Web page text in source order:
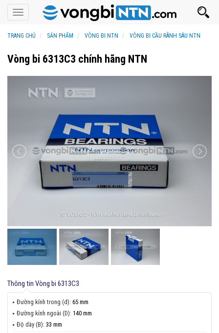
Toggle
navigation
TRANG CHỦ SẢN PHẨM VÒNG BI NTN VÒNG BI CẦU RÃNH SÂU NTN
Vòng bi 6313C3 chính hãng NTN
Thông tin Vòng bi 6313C3
Đường kính trong (d): 65 mm
Đường kính ngoài (D): 140 mm
Độ dày (B): 33 mm